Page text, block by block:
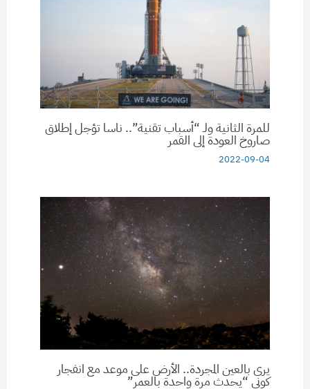
للمرة الثانية ولـ “أسباب تقنية”.. ناسا تؤجل إطلاق
صاروخ العودة إلى القمر
2022-09-04
يرى بالعين المجردة.. الأرض على موعد مع انفجار
كوني “يحدث مرة واحدة بالعمر”